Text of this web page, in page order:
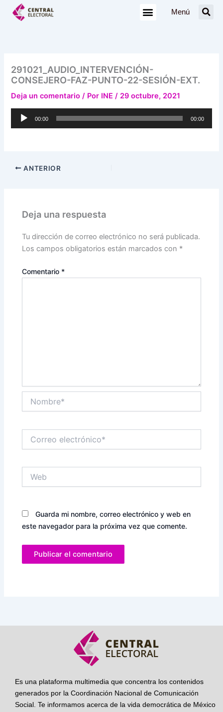
Menú
291021_AUDIO_INTERVENCIÓN-
CONSEJERO-FAZ-PUNTO-22-SESIÓN-EXT.
Deja un comentario / Por INE/ 29 octubre, 2021
Reproductor
00:00 00:00
ANTERIOR
Deja una respuesta
Tu dirección de correo electrónico no será publicada.
Los campos obligatorios están marcados con *
Comentario *
electrónico*
Guarda mi nombre, correo electrónico y web en
este navegador para la próxima vez que comente.
Es una plataforma multimedia que concentra los contenidos
generados por la Coordinación Nacional de Comunicación
Social. Te informamos acerca de la vida democrática de México